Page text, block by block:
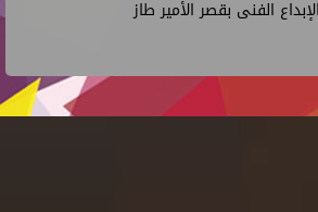
الفنى بقصر الأمير طاز